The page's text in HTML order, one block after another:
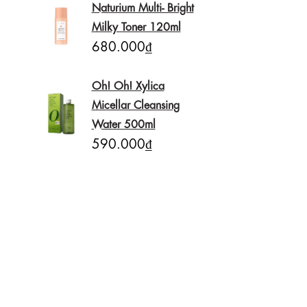
Naturium Multi- Bright
Milky Toner 120ml
680.000₫
Oh! Oh! Xylica
Micellar Cleansing
Water 500ml
590.000₫